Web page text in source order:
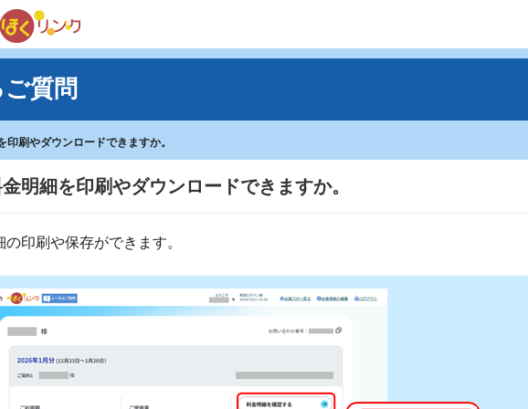
質問
印刷やダウンロードできますか。
明細を印刷やダウンロードできますか。
の印刷や保存ができます。